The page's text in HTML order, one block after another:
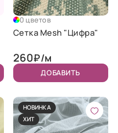
0 цветов
Сетка Mesh "Цифра"
260₽/м
ДОБАВИТЬ
НОВИНКА
ХИТ